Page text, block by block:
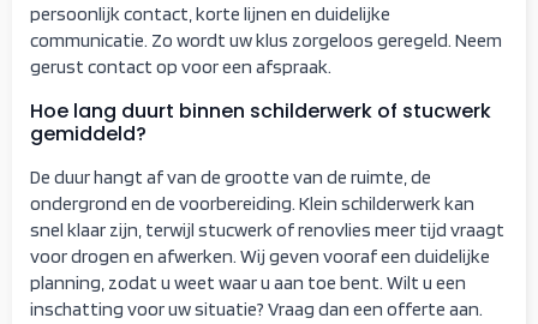
persoonlijk contact, korte lijnen en duidelijke
communicatie. Zo wordt uw klus zorgeloos geregeld. Neem
gerust contact op voor een afspraak.
Hoe lang duurt binnen schilderwerk of stucwerk
gemiddeld?
De duur hangt af van de grootte van de ruimte, de
ondergrond en de voorbereiding. Klein schilderwerk kan
snel klaar zijn, terwijl stucwerk of renovlies meer tijd vraagt
voor drogen en afwerken. Wij geven vooraf een duidelijke
planning, zodat u weet waar u aan toe bent. Wilt u een
inschatting voor uw situatie? Vraag dan een offerte aan.